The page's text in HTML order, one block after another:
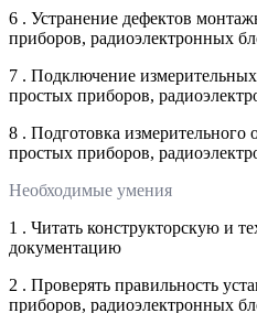
6 . Устранение дефектов
приборов, радиоэлектронных
7 . Подключение
простых приборов,
8 . Подготовка измерительного
простых приборов,
Необходимые умения
1 . Читать конструкторскую и
документацию
2 . Проверять правильность
приборов, радиоэлектронных